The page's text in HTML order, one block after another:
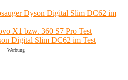
Dyson Digital Slim DC62 im
X1 bzw. 360 S7 Pro Test
Digital Slim DC62 im Test
Werbung